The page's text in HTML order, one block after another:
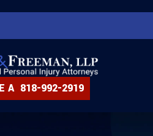
A 818-992-2919